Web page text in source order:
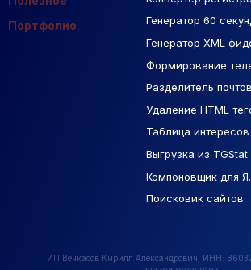
Портфолио
Генератор 60
Генератор XML
Формирование
Разделитель
Удаление HTML
Таблица интересов
Выгрузка из TGStat
Компоновщик для
Поисковик сайтов
База Яндекс Карты
РСЯ площадки
ИП Вечкасов Кирилл Александрович, ИНН: